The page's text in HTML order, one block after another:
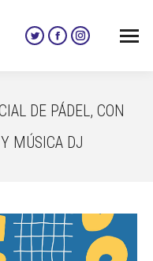
Twitter
in
new
window
Facebook
in
new
window
Instagram
in
new
window
DE PÁDEL, CON
MÚSICA DJ